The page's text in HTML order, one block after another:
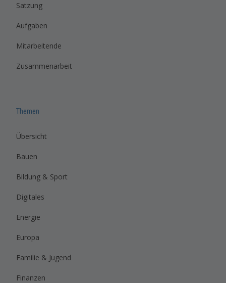
Satzung
Aufgaben
Mitarbeitende
Zusammenarbeit
Themen
Übersicht
Bauen
Bildung & Sport
Digitales
Energie
Europa
Familie & Jugend
Finanzen